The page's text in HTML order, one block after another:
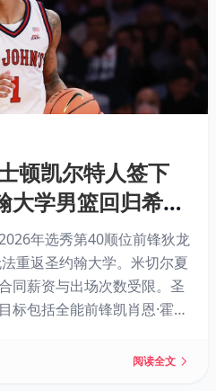
顿凯尔特人签下
大学男篮回归希望
年选秀第40顺位前锋狄龙
重返圣约翰大学。米切尔夏
同薪资与出场次数受限。圣
标包括全能前锋凯肖恩·霍
阅读全文